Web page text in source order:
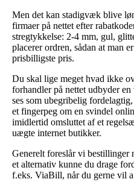
Men det kan stadigvæk blive
firmaer på nettet efter
stregtykkelse: 2-4 mm, gul,
placerer ordren, sådan at man
prisbilligste pris.
Du skal lige meget hvad ikke
forhandler på nettet udbyder
ses som ubegribelig
et fingerpeg om en svindel
imidlertid omsluttet af et
uægte internet butikker.
Generelt foreslår vi bestillinger
et alternativ kunne du drage
f.eks. ViaBill, når du gerne vil